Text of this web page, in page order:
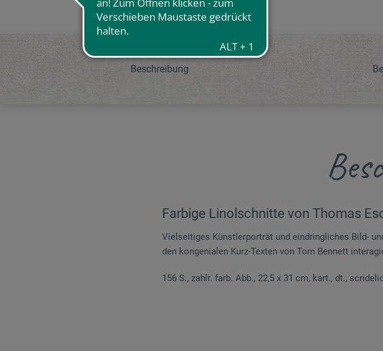
Beschreibung
Farbige Linolschnitte von Thomas
Vielseitiges Künstlerporträt und eindringliches Bild-
den kongenialen Kurz-Texten von Tom Bennett
156 S., zahlr. farb. Abb., 22,5 x 31 cm, kart., dt.,